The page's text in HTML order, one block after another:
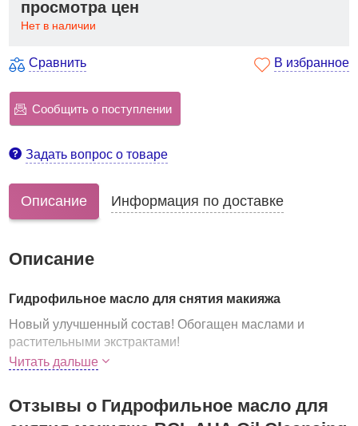
просмотра цен
Нет в наличии
Сравнить В избранное
Сообщить о поступлении
Задать вопрос о товаре
Описание Информация по доставке
Описание
Гидрофильное масло для снятия макияжа
Новый улучшенный состав! Обогащен маслами и
растительными экстрактами!
МаслоBCL AHA Oil Cleansing Pore Clear
очищает поры, оказывает мягкое пилингующее
действие, не вызывает ощущения сухости и стянутости,
Читать дальше
Отзывы о Гидрофильное масло для